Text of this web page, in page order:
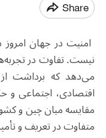
Share
امنیت در جهان
نیست. تفاوت در
می‌دهد که برداشت
اقتصادی، اجتماعی و
مقایسه میان چین و
متفاوت در تعریف و